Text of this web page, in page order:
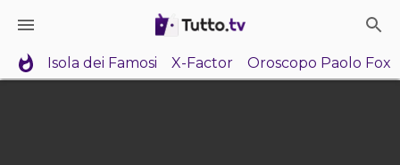
Isola dei Famosi X-Factor Oroscopo Paolo Fox